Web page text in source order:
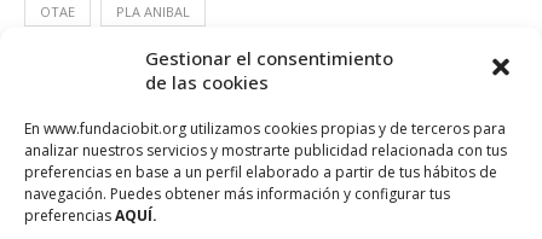
Gestionar el consentimiento
de las cookies
En www.fundaciobit.org utilizamos cookies propias y de terceros para
analizar nuestros servicios y mostrarte publicidad relacionada con tus
preferencias en base a un perfil elaborado a partir de tus hábitos de
navegación. Puedes obtener más información y configurar tus
preferenciasAQUÍ.
OTAE PLA ANIBAL